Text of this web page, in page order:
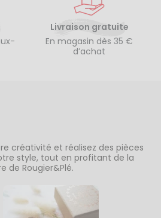
Livraison gratuite
En magasin dès 35 €
d’achat
créativité et réalisez des pièces
style, tout en profitant de la
de Rougier&Plé.